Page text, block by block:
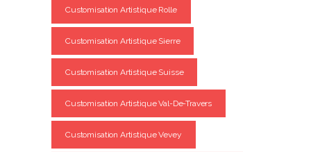
Customisation Artistique Rolle
Customisation Artistique Sierre
Customisation Artistique Suisse
Customisation Artistique Val-De-Travers
Customisation Artistique Vevey